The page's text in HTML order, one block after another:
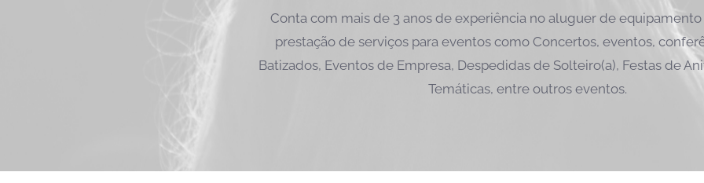
Conta com mais de 3 anos de experiência no aluguer de
prestação de serviços para eventos como Concertos, eventos,
Batizados, Eventos de Empresa, Despedidas de Solteiro(a), Festas de
Temáticas, entre outros eventos.